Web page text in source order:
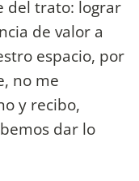
del trato: lograr
de valor a
espacio, por
no me
y recibo,
dar lo